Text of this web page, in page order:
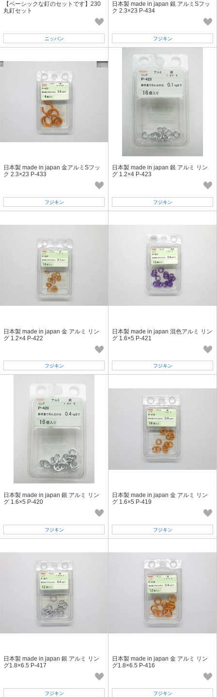
【ベーシックな釘のセットです】230
丸釘セット
ニッパン
日本製 made in japan 銀 アルミSフッ
ク 2.3×23 P-434
フジキン
日本製 made in japan 金アルミSフッ
ク 2.3×23 P-433
フジキン
日本製 made in japan 銀 アルミ リン
グ 1.2×4 P-423
フジキン
日本製 made in japan 金 アルミ リン
グ 1.2×4 P-422
フジキン
日本製 made in japan 混色アルミ リン
グ 1.6×5 P-421
フジキン
日本製 made in japan 銀 アルミ リン
グ 1.6×5 P-420
フジキン
日本製 made in japan 金 アルミ リン
グ 1.6×5 P-419
フジキン
日本製 made in japan 銀 アルミ リン
グ1.8×6.5 P-417
フジキン
日本製 made in japan 金 アルミ リン
グ1.8×6.5 P-416
フジキン